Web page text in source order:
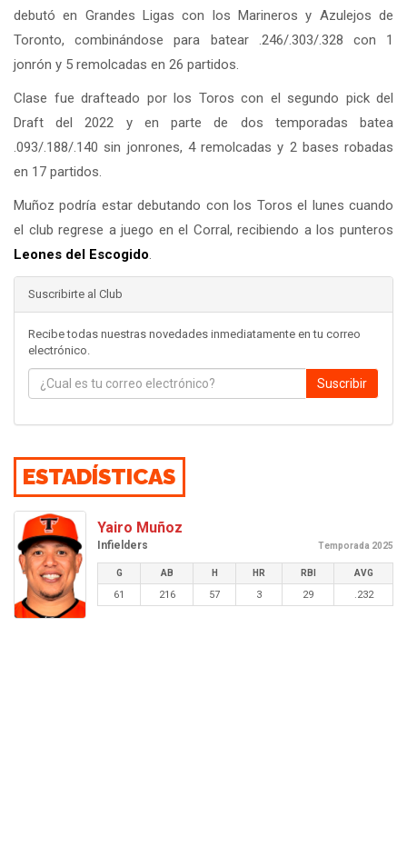
debutó en Grandes Ligas con los Marineros y Azulejos de
Toronto, combinándose para batear .246/.303/.328 con 1
jonrón y 5 remolcadas en 26 partidos.
Clase fue drafteado por los Toros con el segundo pick del
Draft del 2022 y en parte de dos temporadas batea
.093/.188/.140 sin jonrones, 4 remolcadas y 2 bases robadas
en 17 partidos.
Muñoz podría estar debutando con los Toros el lunes cuando
el club regrese a juego en el Corral, recibiendo a los punteros
Leones del Escogido.
Suscribirte al Club
Recibe todas nuestras novedades inmediatamente en tu correo
electrónico.
Suscribir
ESTADÍSTICAS
Yairo Muñoz
Infielders Temporada 2025
G AB H HR RBI AVG
61 216 57 3 29 .232